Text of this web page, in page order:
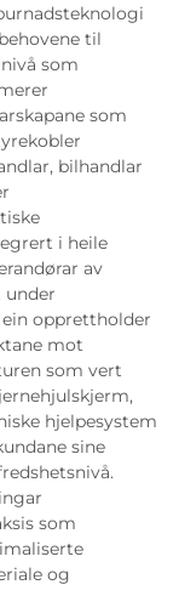
til
som
som
bilhandlar
i heile
av
opprettholder
mot
som vert
hjelpesystem
sine
som
og